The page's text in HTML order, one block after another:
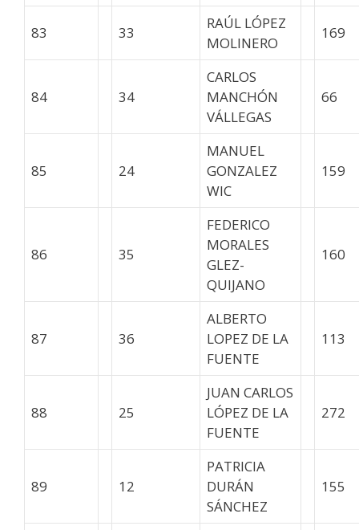
83 33
RAÚL LÓPEZ
MOLINERO
169
84 34
CARLOS
MANCHÓN
VÁLLEGAS
66
85 24
MANUEL
GONZALEZ
WIC
159
86 35
FEDERICO
MORALES
GLEZ-
QUIJANO
160
87 36
ALBERTO
LOPEZ DE LA
FUENTE
113
88 25
JUAN CARLOS
LÓPEZ DE LA
FUENTE
272
89 12
PATRICIA
DURÁN
SÁNCHEZ
155